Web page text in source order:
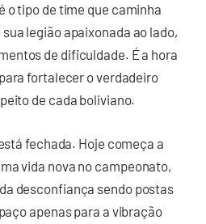
o tipo de time que caminha
legião apaixonada ao lado,
de dificuldade. É a hora
fortalecer o verdadeiro
de cada boliviano.
fechada. Hoje começa a
vida nova no campeonato,
desconfiança sendo postas
apenas para a vibração